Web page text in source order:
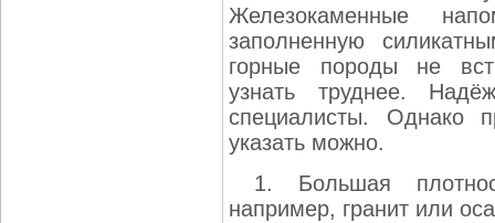
Железокаменные
заполненную
горные породы не
узнать труднее.
специалисты. Однако
указать можно.
1. Большая
например, гранит или